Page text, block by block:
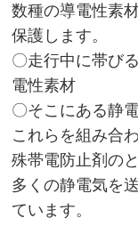
数種の導電性素
保護します。
〇走行中に帯び
電性素材
〇そこにある静
これらを組み合
殊帯電防止剤の
多くの静電気を
ています。